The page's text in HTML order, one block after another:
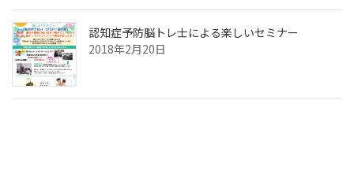
認知症予防脳トレ士による楽しいセミナー
2018年2月20日